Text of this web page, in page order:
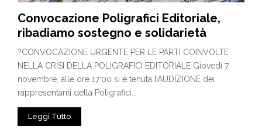
Convocazione Poligrafici Editoriale,
ribadiamo sostegno e solidarietà
?CONVOCAZIONE URGENTE PER LE PARTI COINVOLTE
NELLA CRISI DELLA POLIGRAFICI EDITORIALE Giovedì 7
novembre, alle ore 17:00 si è tenuta l’AUDIZIONE dei
rappresentanti della Poligrafici...
Leggi Tutto